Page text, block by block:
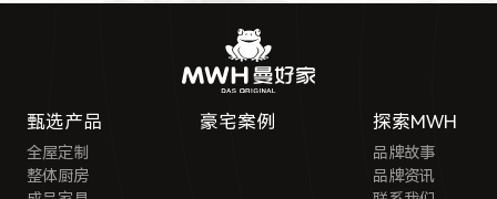
甄选产品
全屋定制
整体厨房
豪宅案例 探索MWH
品牌故事
品牌资讯